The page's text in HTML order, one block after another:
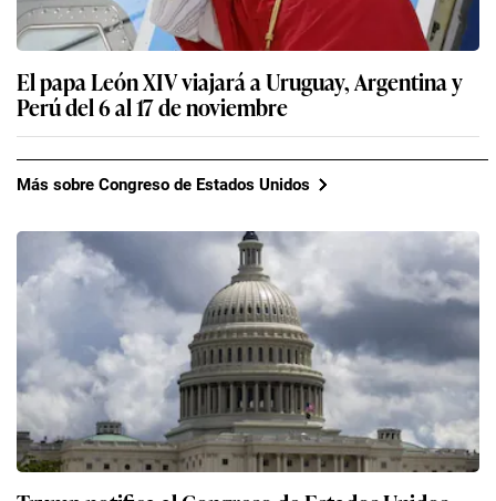
El papa León XIV viajará a Uruguay, Argentina y
Perú del 6 al 17 de noviembre
Más sobre Congreso de Estados Unidos